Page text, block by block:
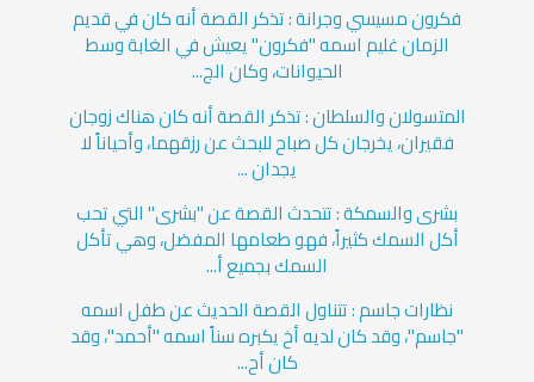
فكرون مسيسي وجرانة : تذكر القصة أنه كان في قديم
الزمان غليم اسمه "فكرون" يعيش في الغابة وسط
الحيوانات، وكان الج...
المتسولان والسلطان : تذكر القصة أنه كان هناك زوجان
فقيران، يخرجان كل صباح للبحث عن رزقهما، وأحياناً لا
يجدان ...
بشرى والسمكة : تتحدث القصة عن "بشرى" التي تحب
أكل السمك كثيراً، فهو طعامها المفضل، وهي تأكل
السمك بجميع أ...
نظارات جاسم : تتناول القصة الحديث عن طفل اسمه
"جاسم"، وقد كان لديه أخ يكبره سناً اسمه "أحمد"، وقد
كان أح...